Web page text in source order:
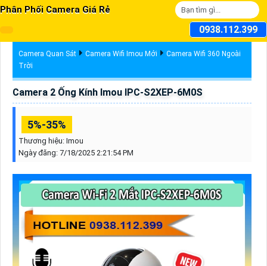
Phân Phối Camera Giá Rẻ
0938.112.399
Camera Quan Sát Camera Wifi Imou Mới
Camera Wifi 360 Ngoài
Trời
Camera 2 Ống Kính Imou IPC-S2XEP-6M0S
5%-35%
Thương hiệu: Imou
Ngày đăng: 7/18/2025 2:21:54 PM